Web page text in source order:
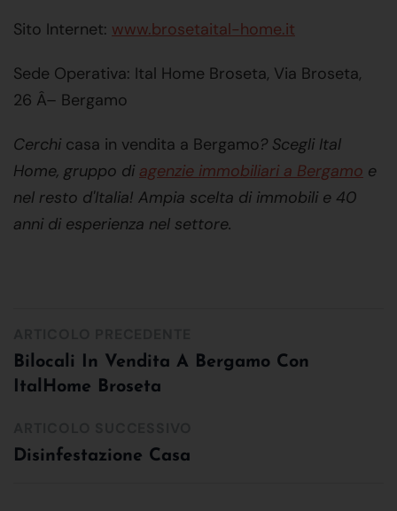
Sito Internet: www.brosetaital-home.it
Sede Operativa: Ital Home Broseta, Via Broseta,
26 Â– Bergamo
Cerchi casa in vendita a Bergamo? Scegli Ital
Home, gruppo di agenzie immobiliari a Bergamo e
nel resto d'Italia! Ampia scelta di immobili e 40
anni di esperienza nel settore.
Bilocali In Vendita A Bergamo Con
ItalHome Broseta
Disinfestazione Casa